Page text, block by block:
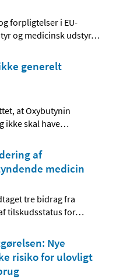
forpligtelser i EU-
og medicinsk udstyr…
generelt
at Oxybutynin
ikke skal have…
af
medicin
tre bidrag fra
tilskudsstatus for…
Nye
risiko for ulovligt